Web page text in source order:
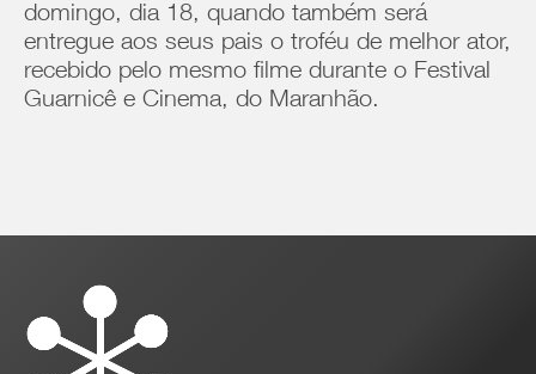
domingo, dia 18, quando também será
entregue aos seus pais o troféu de melhor ator,
recebido pelo mesmo filme durante o Festival
Guarnicê e Cinema, do Maranhão.